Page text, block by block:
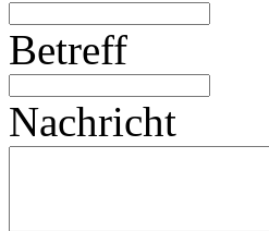
Betreff
Nachricht